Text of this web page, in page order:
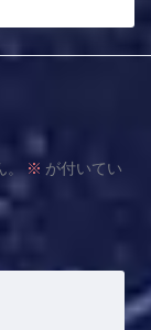
※ が付いてい